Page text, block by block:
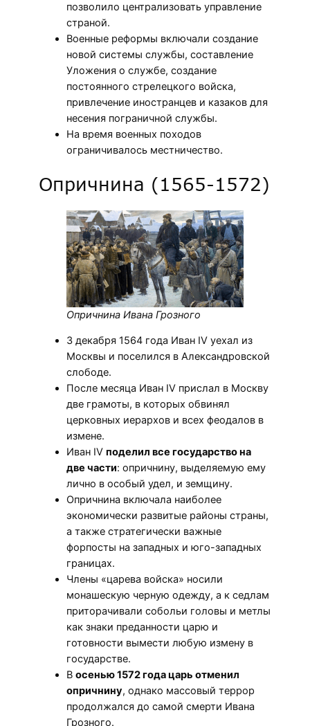
позволило централизовать управление
страной.
Военные реформы включали создание
новой системы службы, составление
Уложения о службе, создание
постоянного стрелецкого войска,
привлечение иностранцев и казаков для
несения пограничной службы.
На время военных походов
ограничивалось местничество.
Опричнина (1565-1572)
Опричнина Ивана Грозного
3 декабря 1564 года Иван IV уехал из
Москвы и поселился в Александровской
слободе.
После месяца Иван IV прислал в Москву
две грамоты, в которых обвинял
церковных иерархов и всех феодалов в
измене.
Иван IV поделил все государство на
две части: опричнину, выделяемую ему
лично в особый удел, и земщину.
Опричнина включала наиболее
экономически развитые районы страны,
а также стратегически важные
форпосты на западных и юго-западных
границах.
Члены «царева войска» носили
монашескую черную одежду, а к седлам
приторачивали собольи головы и метлы
как знаки преданности царю и
готовности вымести любую измену в
государстве.
В осенью 1572 года царь отменил
опричнину, однако массовый террор
продолжался до самой смерти Ивана
Грозного.